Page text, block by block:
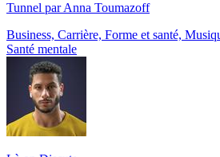
Tunnel par Anna Toumazoff
Business, Carrière, Forme et santé,
Santé mentale